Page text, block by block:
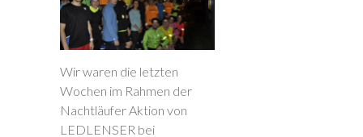
Wir waren die letzten
Wochen im Rahmen der
Nachtläufer Aktion von
LEDLENSER bei